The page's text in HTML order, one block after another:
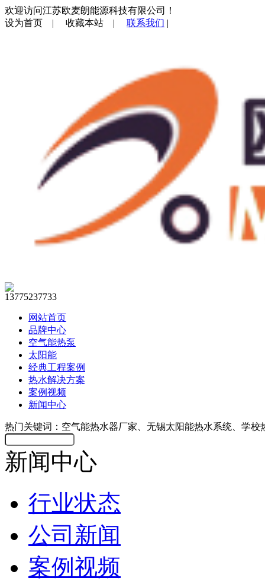
欢迎访问江苏欧麦朗能源科技有限公司！
设为首页 | 收藏本站 | 联系我们 |
13775237733
网站首页
品牌中心
空气能热泵
太阳能
经典工程案例
热水解决方案
案例视频
新闻中心
热门关键词：空气能热水器厂家、无锡太阳能热水系统、学校
新闻中心
行业状态
公司新闻
案例视频